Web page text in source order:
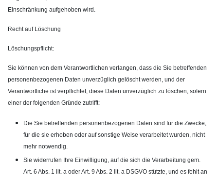
Einschränkung aufgehoben wird.
Recht auf Löschung
Löschungspflicht:
Sie können von dem Verantwortlichen verlangen, dass die Sie betreffenden
personenbezogenen Daten unverzüglich gelöscht werden, und der
Verantwortliche ist verpflichtet, diese Daten unverzüglich zu löschen, sofern
einer der folgenden Gründe zutrifft:
Die Sie betreffenden personenbezogenen Daten sind für die Zwecke,
für die sie erhoben oder auf sonstige Weise verarbeitet wurden, nicht
mehr notwendig.
Sie widerrufen Ihre Einwilligung, auf die sich die Verarbeitung gem.
Art. 6 Abs. 1 lit. a oder Art. 9 Abs. 2 lit. a DSGVO stützte, und es fehlt an